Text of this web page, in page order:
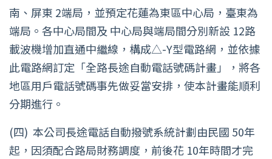
南、屏東 2端局，並預定花蓮為東區中心局，臺東為
端局。各中心局間及 中心局與端局間分別新設 12路
載波機增加直通中繼線，構成△-Y型電路網，並依據
此電路網訂定「全路長途自動電話號碼計畫」，將各
地區用戶電話號碼事先做妥當安排，使本計畫能順利
分期進行。
(四) 本公司長途電話自動撥號系統計劃由民國 50年
起，因須配合路局財務調度，前後花 10年時間才完